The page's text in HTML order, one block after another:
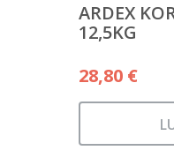
ARDEX
12,5KG
28,80 €